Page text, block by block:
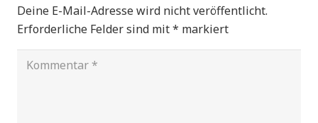
Deine E-Mail-Adresse wird nicht veröffentlicht.
Erforderliche Felder sind mit* markiert